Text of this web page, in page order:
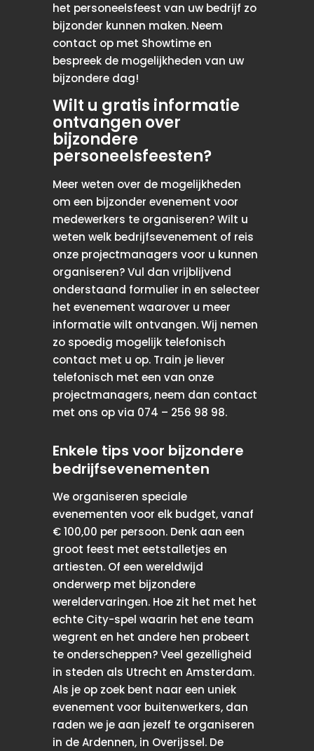
het personeelsfeest van uw bedrijf zo
bijzonder kunnen maken. Neem
contact op met Showtime en
bespreek de mogelijkheden van uw
bijzondere dag!
Wilt u gratis informatie
ontvangen over
bijzondere
personeelsfeesten?
Meer weten over de mogelijkheden
om een ​​bijzonder evenement voor
medewerkers te organiseren? Wilt u
weten welk bedrijfsevenement of reis
onze projectmanagers voor u kunnen
organiseren? Vul dan vrijblijvend
onderstaand formulier in en selecteer
het evenement waarover u meer
informatie wilt ontvangen. Wij nemen
zo spoedig mogelijk telefonisch
contact met u op. Train je liever
telefonisch met een van onze
projectmanagers, neem dan contact
met ons op via 074 – 256 98 98.
Enkele tips voor bijzondere
bedrijfsevenementen
We organiseren speciale
evenementen voor elk budget, vanaf
€ 100,00 per persoon. Denk aan een
groot feest met eetstalletjes en
artiesten. Of een wereldwijd
onderwerp met bijzondere
wereldervaringen. Hoe zit het met het
echte City-spel waarin het ene team
wegrent en het andere hen probeert
te onderscheppen? Veel gezelligheid
in steden als Utrecht en Amsterdam.
Als je op zoek bent naar een uniek
evenement voor buitenwerkers, dan
raden we je aan jezelf te organiseren
in de Ardennen, in Overijssel. De